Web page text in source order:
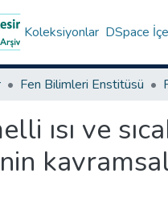
Koleksiyonlar DSpace
Fen Bilimleri Enstitüsü
ısı ve